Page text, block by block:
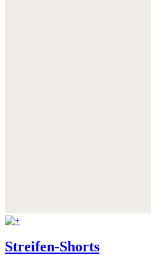
Streifen-Shorts